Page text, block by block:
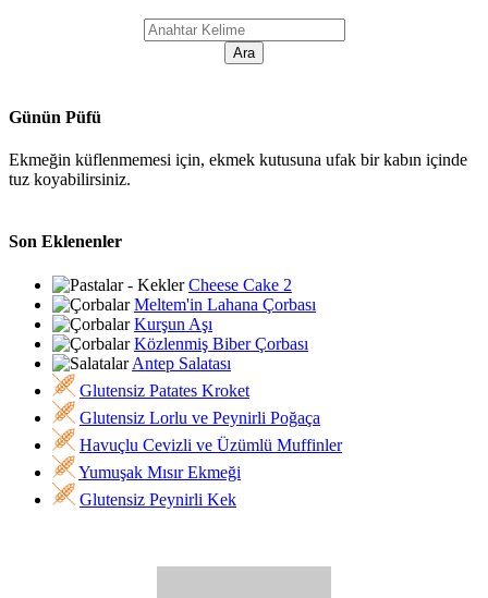
Günün Püfü
Ekmeğin küflenmemesi için, ekmek kutusuna ufak bir kabın içinde
tuz koyabilirsiniz.
Son Eklenenler
Cheese Cake 2
Meltem'in Lahana Çorbası
Kurşun Aşı
Közlenmiş Biber Çorbası
Antep Salatası
Glutensiz Patates Kroket
Glutensiz Lorlu ve Peynirli Poğaça
Havuçlu Cevizli ve Üzümlü Muffinler
Yumuşak Mısır Ekmeği
Glutensiz Peynirli Kek